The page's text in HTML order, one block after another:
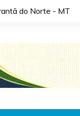
do Norte - MT